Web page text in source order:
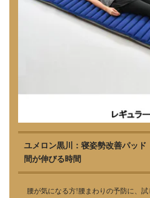
ユメロン黒川：寝姿勢改善パッ
間が伸びる時間
腰が気になる方!腰まわりの予防に、